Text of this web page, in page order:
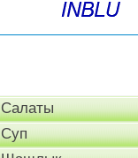
Салаты
Суп